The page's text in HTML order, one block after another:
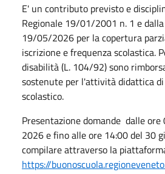
E' un contributo previsto e
Regionale 19/01/2001 n. 1 e dalla
19/05/2026 per la copertura
iscrizione e frequenza scolastica.
disabilità (L. 104/92) sono
sostenute per l'attività didattica
scolastico.
Presentazione domande dalle
2026 e fino alle ore 14:00 del 30
compilare attraverso la
https://